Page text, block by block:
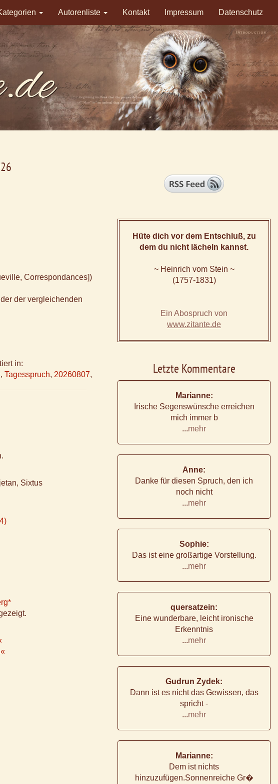
Autorenliste Kontakt Impressum Datenschutz
Correspondances])
der vergleichenden
in:
, Tagesspruch, 20260807,
Sixtus
Hüte dich vor dem Entschluß, zu
dem du nicht lächeln kannst.
~ Heinrich vom Stein ~
(1757-1831)
Ein Abospruch von
www.zitante.de
Letzte Kommentare
Marianne:
Irische Segenswünsche erreichen
mich immer b
...mehr
Anne:
Danke für diesen Spruch, den ich
noch nicht
...mehr
Sophie:
Das ist eine großartige Vorstellung.
...mehr
quersatzein:
Eine wunderbare, leicht ironische
Erkenntnis
...mehr
Gudrun Zydek:
Dann ist es nicht das Gewissen, das
spricht -
...mehr
Marianne:
Dem ist nichts
hinzuzufügen.Sonnenreiche Gr�